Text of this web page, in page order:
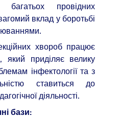
провідних
вклад у боротьбі
хвороб працює
який приділяє велику
інфектології та з
ставиться до
діяльності.
бази: